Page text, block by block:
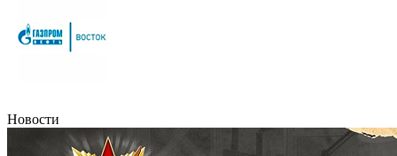
Новости